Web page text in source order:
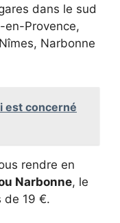
dans le sud
en-Provence,
Narbonne
est concerné
rendre en
Narbonne, le
de 19 €.